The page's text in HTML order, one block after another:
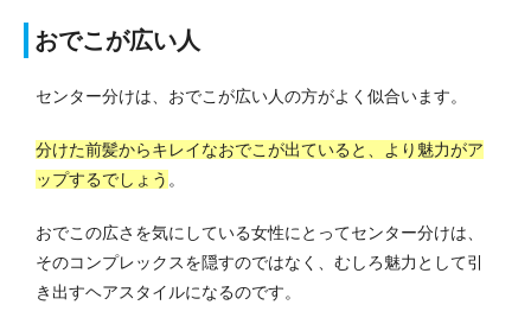
おでこが広い人
センター分けは、おでこが広い人の方がよく似合います。
分けた前髪からキレイなおでこが出ていると、より魅力がア
ップするでしょう 。
おでこの広さを気にしている女性にとってセンター分けは、
そのコンプレックスを隠すのではなく、むしろ魅力として引
き出すヘアスタイルになるのです。